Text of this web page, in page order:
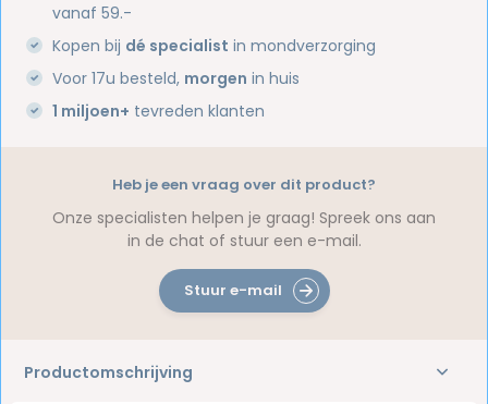
vanaf 59.-
Kopen bij dé specialist in mondverzorging
Voor 17u besteld, morgen in huis
1 miljoen+ tevreden klanten
Productomschrijving
Heb je een vraag over dit product?
Onze specialisten helpen je graag! Spreek ons aan
in de chat of stuur een e-mail.
Stuur e-mail